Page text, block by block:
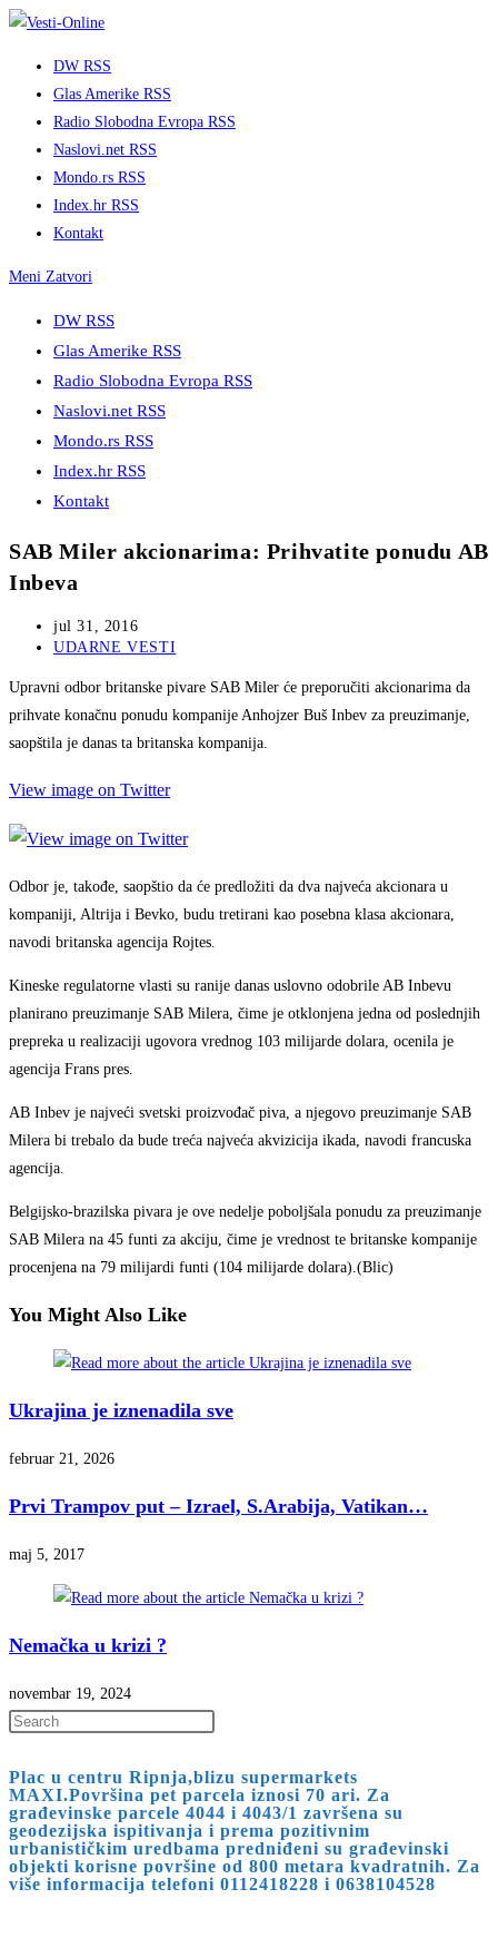
Skip
DW RSS
Glas Amerike RSS
Radio Slobodna Evropa RSS
Naslovi.net RSS
Mondo.rs RSS
Index.hr RSS
Kontakt
Meni Zatvori
DW RSS
Glas Amerike RSS
Radio Slobodna Evropa RSS
Naslovi.net RSS
Mondo.rs RSS
Index.hr RSS
Kontakt
SAB Miler akcionarima: Prihvatite ponudu AB
Inbeva
Post
published:
jul 31, 2016
Post
UDARNE VESTI
Upravni odbor britanske pivare SAB Miler će preporučiti akcionarima da
prihvate konačnu ponudu kompanije Anhojzer Buš Inbev za preuzimanje,
saopštila je danas ta britanska kompanija.
View image on Twitter
Odbor je, takođe, saopštio da će predložiti da dva najveća akcionara u
kompaniji, Altrija i Bevko, budu tretirani kao posebna klasa akcionara,
navodi britanska agencija Rojtes.
Kineske regulatorne vlasti su ranije danas uslovno odobrile AB Inbevu
planirano preuzimanje SAB Milera, čime je otklonjena jedna od poslednjih
prepreka u realizaciji ugovora vrednog 103 milijarde dolara, ocenila je
agencija Frans pres.
AB Inbev je najveći svetski proizvođač piva, a njegovo preuzimanje SAB
Milera bi trebalo da bude treća najveća akvizicija ikada, navodi francuska
agencija.
Belgijsko-brazilska pivara je ove nedelje poboljšala ponudu za preuzimanje
SAB Milera na 45 funti za akciju, čime je vrednost te britanske kompanije
procenjena na 79 milijardi funti (104 milijarde dolara).(Blic)
You Might Also Like
Ukrajina je iznenadila sve
februar 21, 2026
Prvi Trampov put – Izrael, S.Arabija, Vatikan…
maj 5, 2017
Nemačka u krizi ?
novembar 19, 2024
to
close
the
search
panel.
Plac u centru Ripnja,blizu supermarkets
MAXI.Površina pet parcela iznosi 70 ari. Za
građevinske parcele 4044 i 4043/1 završena su
geodezijska ispitivanja i prema pozitivnim
urbanističkim uredbama predniđeni su građevinski
objekti korisne površine od 800 metara kvadratnih. Za
više informacija telefoni 0112418228 i 0638104528